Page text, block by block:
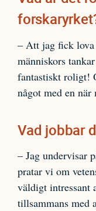
– Att jag fick lova
människors
fantastiskt roligt!
något med en när
Vad jobbar
– Jag undervisar
pratar vi om
väldigt intressant
tillsammans med